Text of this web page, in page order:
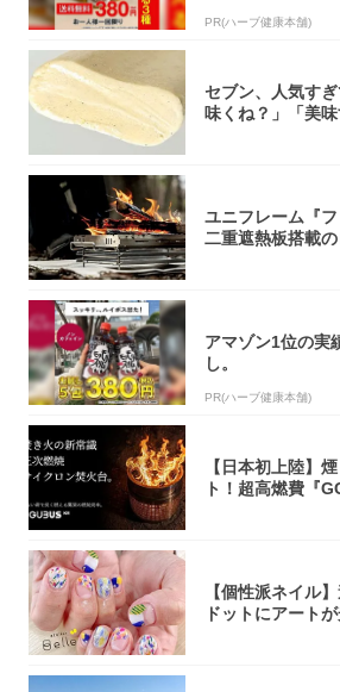
PR(ハーブ健康本舗)
セブン、人気す
味くね？」「美
ユニフレーム『
二重遮熱板搭載
アマゾン1位の実
し。
PR(ハーブ健康本舗)
【日本初上陸】
ト！超高燃費『
【個性派ネイル
ドットにアート